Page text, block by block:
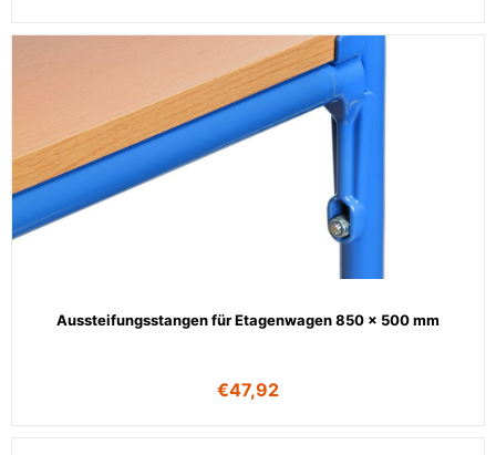
Aussteifungsstangen für Etagenwagen 850 x 500 mm
€47,92